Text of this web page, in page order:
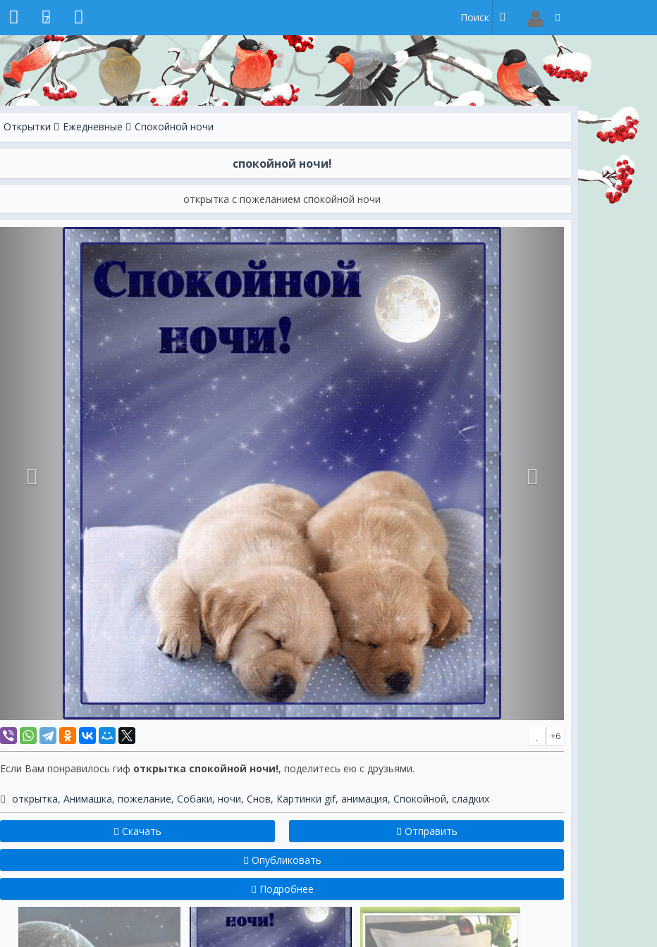
7
Открытки Ежeдневные Спокойной ночи
спокойной ночи!
открытка с пожеланием спокойной ночи
+6
Если Вам понравилось гиф открытка спокойной ночи!, поделитесь ею с друзьями.
открытка, Анимашка, пожелание, Собаки, ночи, Снов, Картинки gif, анимация, Спокойной, сладких
Скачать Отправить
Опубликовать
Подробнее